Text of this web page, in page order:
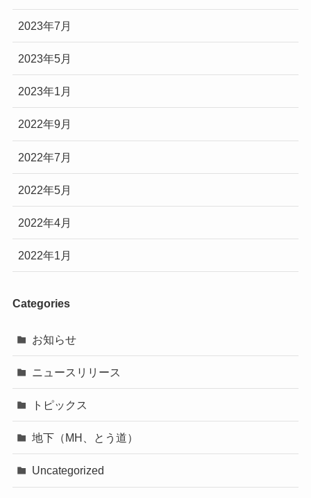
2023年7月
2023年5月
2023年1月
2022年9月
2022年7月
2022年5月
2022年4月
2022年1月
Categories
お知らせ
ニュースリリース
トピックス
地下（MH、とう道）
Uncategorized